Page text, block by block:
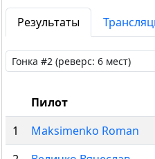
Результаты
Пилот
1
Maksimenko Roman